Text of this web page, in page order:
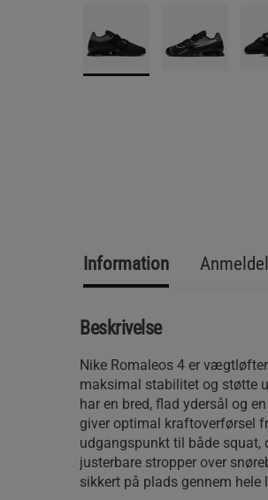
Information
Beskrivelse
Nike Romaleos 4 er
maksimal stabilitet og støtte
har en bred, flad ydersål og
giver optimal kraftoverførsel
udgangspunkt til både
justerbare stropper over
sikkert på plads gennem hele